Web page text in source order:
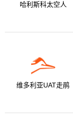
哈利斯科太空人
维多利亚UAT走鹃